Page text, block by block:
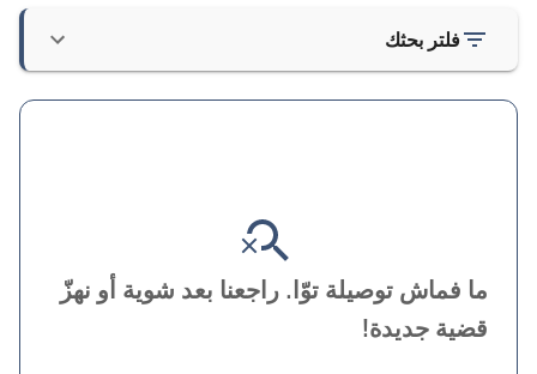
فلتر بحثك
ما فماش توصيلة توّا. راجعنا بعد شوية أو نهزّ
قضية جديدة!